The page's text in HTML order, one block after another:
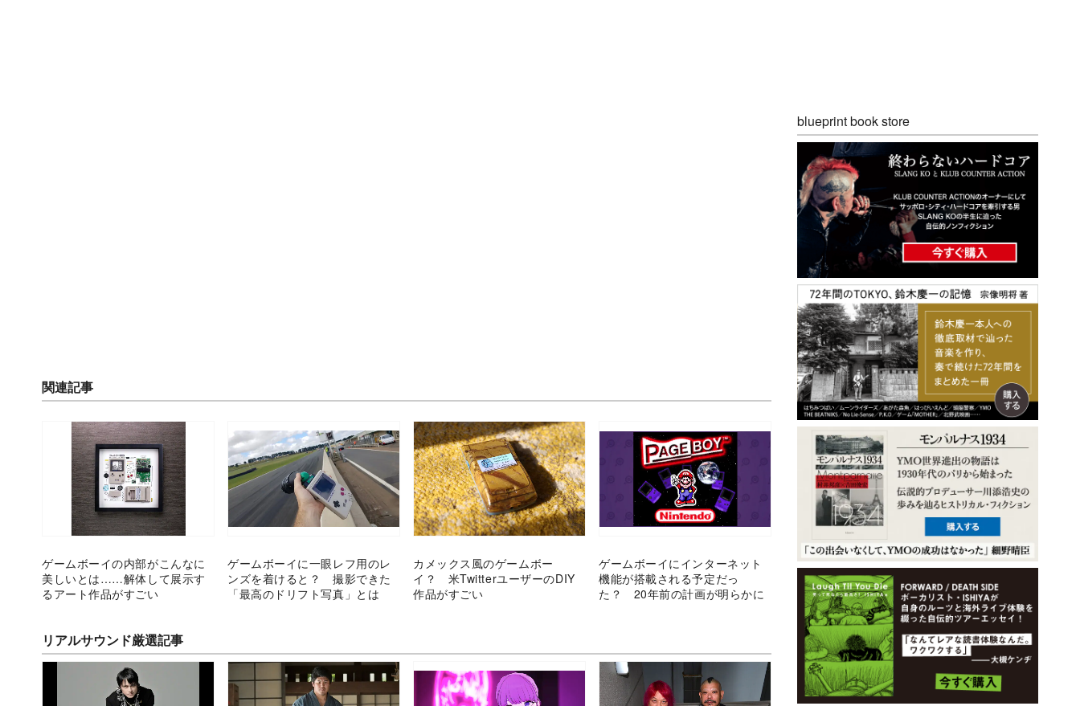
関連記事
ゲームボーイの内部がこんなに
美しいとは……解体して展示す
るアート作品がすごい
ゲームボーイに一眼レフ用のレ
ンズを着けると？ 撮影できた
「最高のドリフト写真」とは
カメックス風のゲームボー
イ？ 米TwitterユーザーのDIY
作品がすごい
ゲームボーイにインターネット
機能が搭載される予定だっ
た？ 20年前の計画が明らかに
リアルサウンド厳選記事
blueprint book store